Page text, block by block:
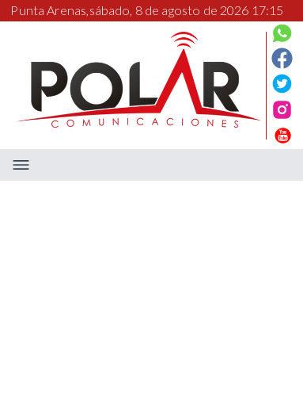
Punta Arenas,sábado, 8 de agosto de 2026 17:15